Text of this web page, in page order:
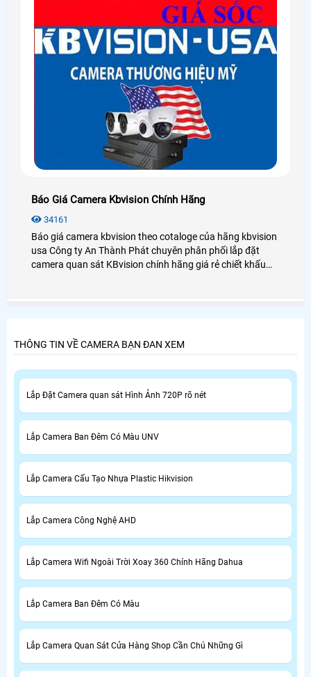
Báo Giá Camera Kbvision Chính Hãng
34161
Báo giá camera kbvision theo cotaloge của hãng kbvision
usa Công ty An Thành Phát chuyên phân phối lắp đặt
camera quan sát KBvision chính hãng giá rẻ chiết khấu
THÔNG TIN VỀ CAMERA BẠN ĐAN XEM
Lắp Đặt Camera quan sát Hình Ảnh 720P rõ nét
Lắp Camera Ban Đêm Có Màu UNV
Lắp Camera Cấu Tạo Nhựa Plastic Hikvision
Lắp Camera Công Nghệ AHD
Lắp Camera Wifi Ngoài Trời Xoay 360 Chính Hãng Dahua
Lắp Camera Ban Đêm Có Màu
Lắp Camera Quan Sát Cửa Hàng Shop Cần Chú Những Gì